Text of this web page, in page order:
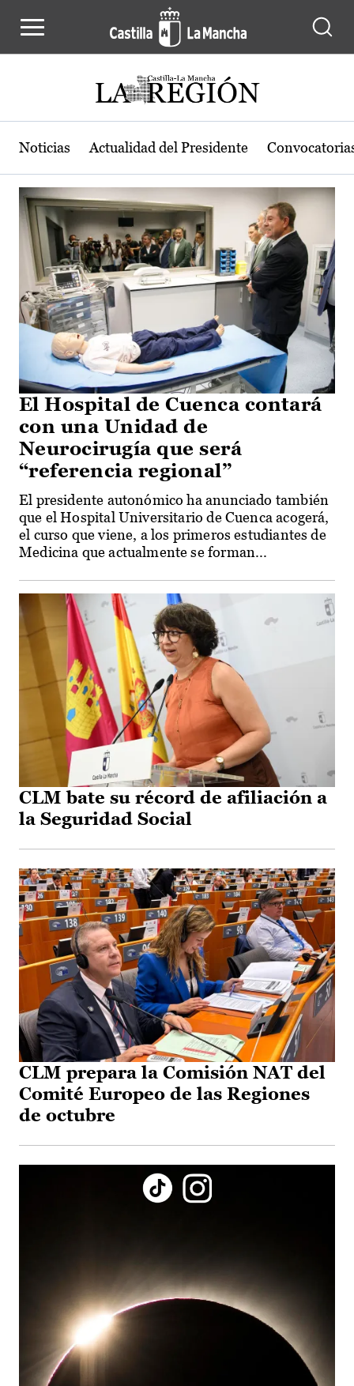
Actualidad de la región de Castilla-
Noticias Actualidad del Presidente
El Hospital de Cuenca contará
con una Unidad de
Neurocirugía que será
“referencia regional”
El presidente autonómico ha anunciado también
que el Hospital Universitario de Cuenca acogerá,
el curso que viene, a los primeros estudiantes de
Medicina que actualmente se forman...
CLM bate su récord de afiliación a
la Seguridad Social
CLM prepara la Comisión NAT del
Comité Europeo de las Regiones
de octubre